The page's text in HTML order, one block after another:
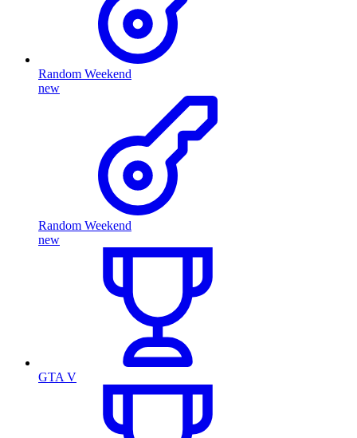
Random Weekend
new
Random Weekend
new
GTA V